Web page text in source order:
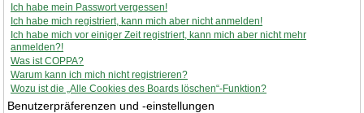
Ich habe mein Passwort vergessen!
Ich habe mich registriert, kann mich aber nicht anmelden!
Ich habe mich vor einiger Zeit registriert, kann mich aber nicht mehr
anmelden?!
Was ist COPPA?
Warum kann ich mich nicht registrieren?
Wozu ist die „Alle Cookies des Boards löschen“-Funktion?
Benutzerpräferenzen und -einstellungen